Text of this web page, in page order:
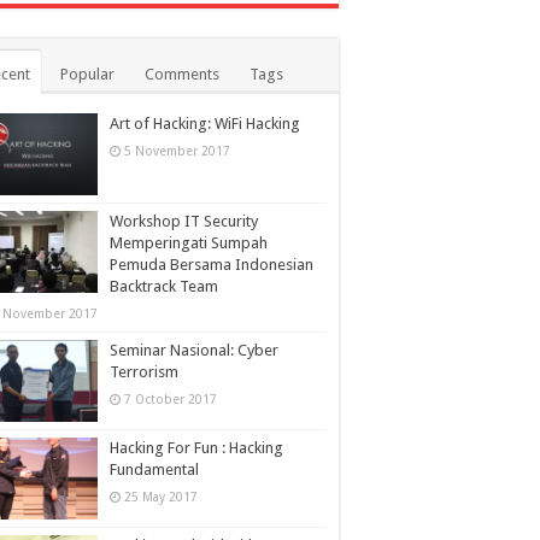
Popular Comments Tags
Art of Hacking: WiFi Hacking
5 November 2017
Workshop IT Security
Memperingati Sumpah
Pemuda Bersama Indonesian
Backtrack Team
November 2017
Seminar Nasional: Cyber
Terrorism
7 October 2017
Hacking For Fun : Hacking
Fundamental
25 May 2017